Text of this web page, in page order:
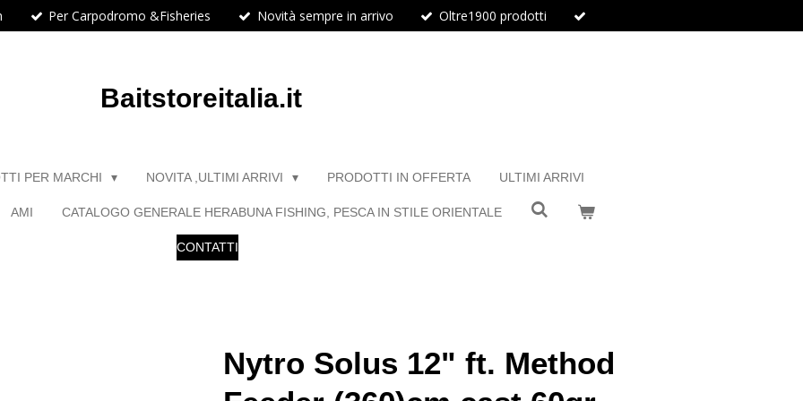
Per Carpodromo &Fisheries Novità sempre in arrivo Oltre1900 prodotti
Baitstoreitalia.it
PER MARCHI NOVITA ,ULTIMI ARRIVI PRODOTTI IN OFFERTA ULTIMI ARRIVI
AMI CATALOGO GENERALE HERABUNA FISHING, PESCA IN STILE ORIENTALE
CONTATTI
Nytro Solus 12" ft. Method